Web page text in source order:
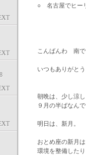
○ 名古屋でヒー
こんばんわ 南で
いつもありがと
朝晩は、少し涼
９月の半ばなん
明日は、新月。
おとめ座の新月は
環境を整備したり